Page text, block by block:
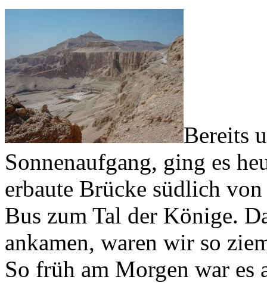
Bereits
Sonnenaufgang, ging es
erbaute Brücke südlich
Bus zum Tal der Könige.
ankamen, waren wir so
So früh am Morgen war es